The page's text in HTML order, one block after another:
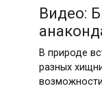
Видео:
В природе
разных